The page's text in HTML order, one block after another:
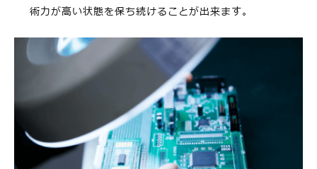
術⼒が⾼い状態を保ち続けることが出来ます。